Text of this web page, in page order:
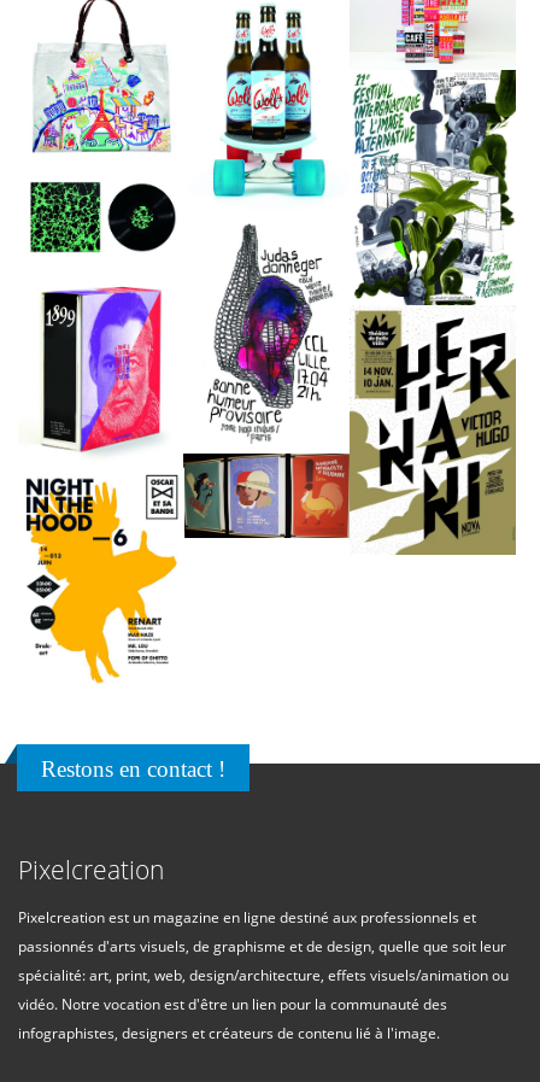
Restons en contact !
Pixelcreation
Pixelcreation est un magazine en ligne destiné aux professionnels et
passionnés d'arts visuels, de graphisme et de design, quelle que soit leur
spécialité: art, print, web, design/architecture, effets visuels/animation ou
vidéo. Notre vocation est d'être un lien pour la communauté des
infographistes, designers et créateurs de contenu lié à l'image.